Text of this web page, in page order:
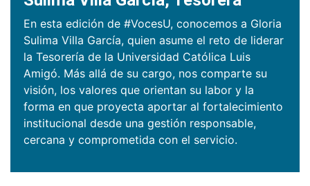
En esta edición de #VocesU, conocemos a Gloria
Sulima Villa García, quien asume el reto de liderar
la Tesorería de la Universidad Católica Luis
Amigó. Más allá de su cargo, nos comparte su
visión, los valores que orientan su labor y la
forma en que proyecta aportar al fortalecimiento
institucional desde una gestión responsable,
cercana y comprometida con el servicio.